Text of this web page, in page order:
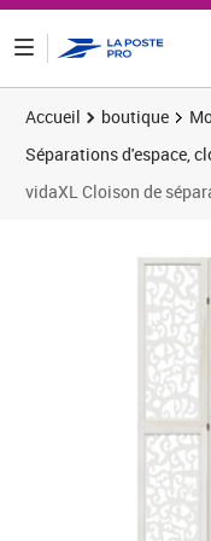
Accueil boutique
Séparations d'espace,
vidaXL Cloison de